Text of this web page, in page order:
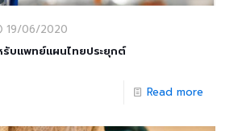
19/06/2020
รับแพทย์แผนไทยประยุกต์
Read more